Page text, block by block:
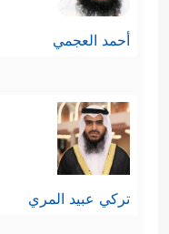
التذكير:
وصف الجنَّة
تَنزِیلࣰا﴿٢٣﴾
ءَاثِمًا أَوۡ كَفُورࣰا﴾
أحمد العجمي
تركي عبيد المري